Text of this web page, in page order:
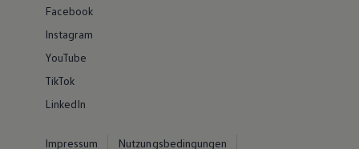
Facebook
Instagram
YouTube
TikTok
LinkedIn
Impressum
Nutzungsbedingungen